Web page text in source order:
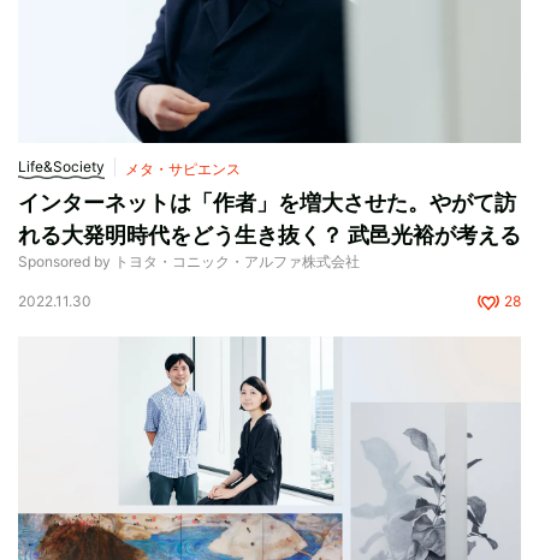
Life&Society メタ・サピエンス
インターネットは「作者」を増大させた。やがて訪
れる大発明時代をどう生き抜く？ 武邑光裕が考える
Sponsored by トヨタ・コニック・アルファ株式会社
2022.11.30 28